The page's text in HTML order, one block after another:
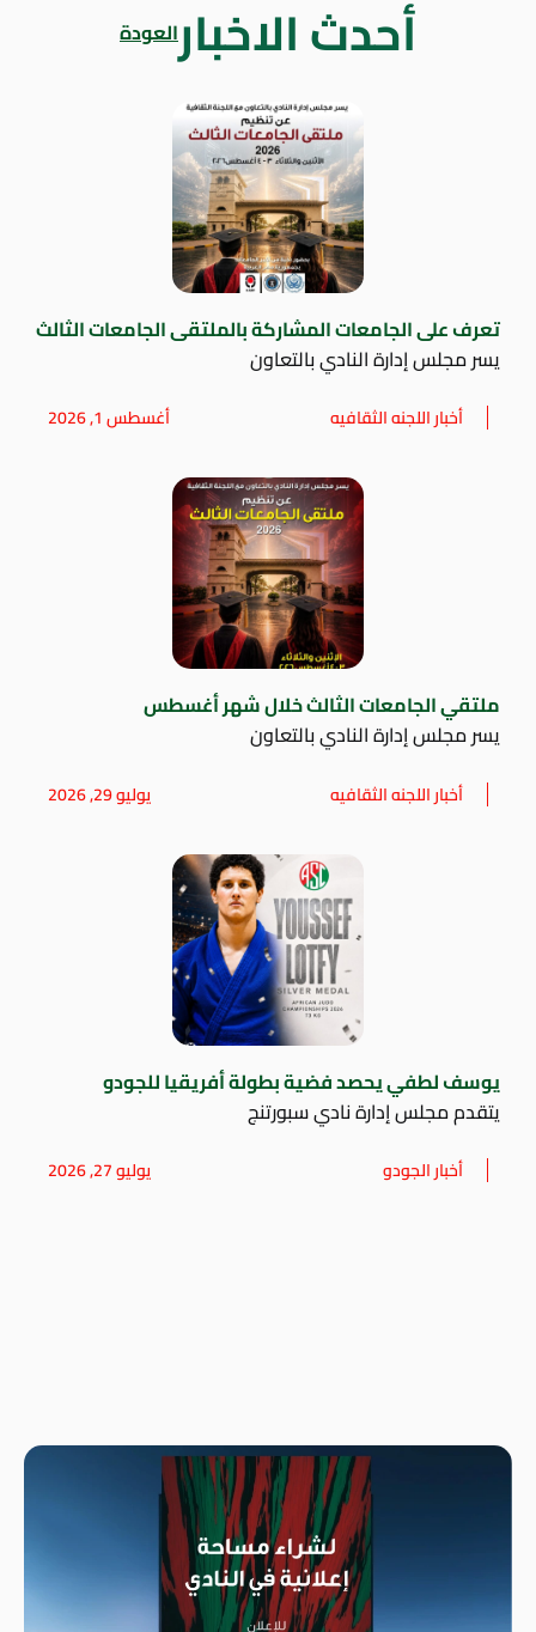
أحدث الاخبارالعودة
تعرف على الجامعات المشاركة بالملتقى الجامعات الثالث
يسر مجلس إدارة النادي بالتعاون
أخبار اللجنه الثقافيه أغسطس 1, 2026
ملتقي الجامعات الثالث خلال شهر أغسطس
يسر مجلس إدارة النادي بالتعاون
أخبار اللجنه الثقافيه يوليو 29, 2026
يوسف لطفي يحصد فضية بطولة أفريقيا للجودو
يتقدم مجلس إدارة نادي سبورتنج
أخبار الجودو يوليو 27, 2026